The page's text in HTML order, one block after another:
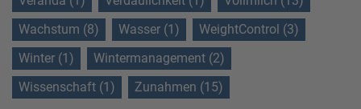
Wachstum (8)
Wasser (1)
WeightControl (3)
Winter (1)
Wintermanagement (2)
Wissenschaft (1)
Zunahmen (15)